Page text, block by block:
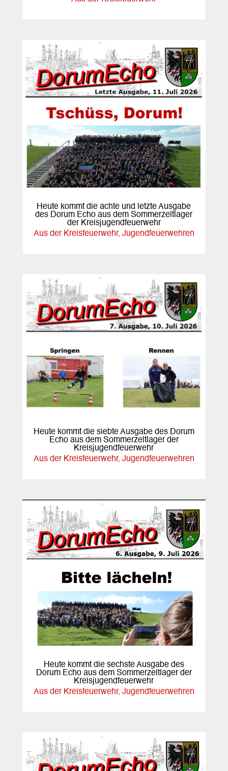
Heute kommt die achte und letzte Ausgabe
des Dorum Echo aus dem Sommerzeltlager
der Kreisjugendfeuerwehr
Aus der Kreisfeuerwehr, Jugendfeuerwehren
Heute kommt die siebte Ausgabe des Dorum
Echo aus dem Sommerzeltlager der
Kreisjugendfeuerwehr
Aus der Kreisfeuerwehr, Jugendfeuerwehren
Heute kommt die sechste Ausgabe des
Dorum Echo aus dem Sommerzeltlager der
Kreisjugendfeuerwehr
Aus der Kreisfeuerwehr, Jugendfeuerwehren